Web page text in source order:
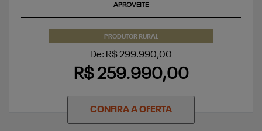
APROVEITE
PRODUTOR RURAL
De: R$ 299.990,00
R$ 259.990,00
CONFIRA A OFERTA